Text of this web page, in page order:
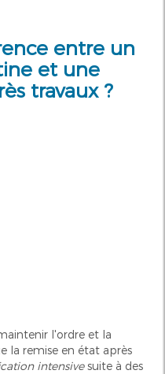
entre un
et une
travaux ?
l'ordre et la
la remise en état après
intensivesuite à des